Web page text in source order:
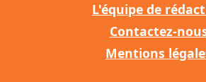
L'équipe de
Contactez-
Mentions